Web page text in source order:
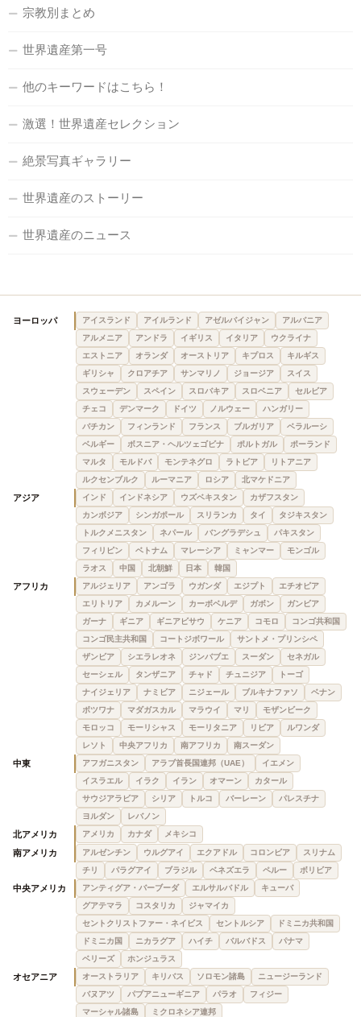
宗教別まとめ
世界遺産第一号
他のキーワードはこちら！
激選！世界遺産セレクション
絶景写真ギャラリー
世界遺産のストーリー
世界遺産のニュース
ヨーロッパ アイスランド アイルランド アゼルバイジャン
アルバニア
アルメニア
アンドラ イギリス イタリア
ウクライナ
エストニア
オランダ オーストリア キプロス
キルギス
ギリシャ
クロアチア サンマリノ ジョージア
スイス
スウェーデン
スペイン スロバキア スロベニア
セルビア
チェコ
デンマーク ドイツ ノルウェー
ハンガリー
バチカン
フィンランド フランス ブルガリア
ベラルーシ
ベルギー
ボスニア・ヘルツェゴビナ ポルトガル
ポーランド
マルタ
モルドバ モンテネグロ ラトビア
リトアニア
ルクセンブルク
ルーマニア ロシア 北マケドニア
アジア インド インドネシア ウズベキスタン
カザフスタン
カンボジア
シンガポール スリランカ タイ
タジキスタン
トルクメニスタン
ネパール バングラデシュ
パキスタン
フィリピン
ベトナム マレーシア ミャンマー
モンゴル
ラオス
中国 北朝鮮 日本 韓国
アフリカ アルジェリア アンゴラ ウガンダ エジプト
エチオピア
エリトリア
カメルーン カーボベルデ ガボン
ガンビア
ガーナ
ギニア ギニアビサウ ケニア コモロ
コンゴ共和国
コンゴ民主共和国
コートジボワール
サントメ・プリンシペ
ザンビア
シエラレオネ ジンバブエ スーダン
セネガル
セーシェル
タンザニア チャド チュニジア
トーゴ
ナイジェリア
ナミビア ニジェール ブルキナファソ
ベナン
ボツワナ
マダガスカル マラウイ マリ
モザンビーク
モロッコ
モーリシャス モーリタニア リビア
ルワンダ
レソト
中央アフリカ 南アフリカ 南スーダン
中東 アフガニスタン アラブ首長国連邦（UAE）
イエメン
イスラエル
イラク イラン オマーン
カタール
サウジアラビア
シリア トルコ バーレーン
パレスチナ
ヨルダン
レバノン
北アメリカ アメリカ カナダ メキシコ
南アメリカ アルゼンチン ウルグアイ エクアドル コロンビア
スリナム
チリ
パラグアイ ブラジル ベネズエラ ペルー ボリビア
中央アメリカ アンティグア・バーブーダ エルサルバドル
キューバ
グアテマラ
コスタリカ
ジャマイカ
セントクリストファー・ネイビス
セントルシア
ドミニカ共和国
ドミニカ国
ニカラグア ハイチ バルバドス
パナマ
ベリーズ
ホンジュラス
オセアニア オーストラリア キリバス ソロモン諸島
ニュージーランド
バヌアツ
パプアニューギニア パラオ
フィジー
マーシャル諸島
ミクロネシア連邦